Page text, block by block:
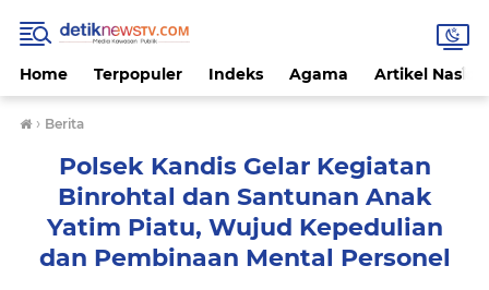
Home Terpopuler Indeks Agama Artikel
› Berita
Polsek Kandis Gelar Kegiatan
Binrohtal dan Santunan Anak
Yatim Piatu, Wujud Kepedulian
dan Pembinaan Mental Personel